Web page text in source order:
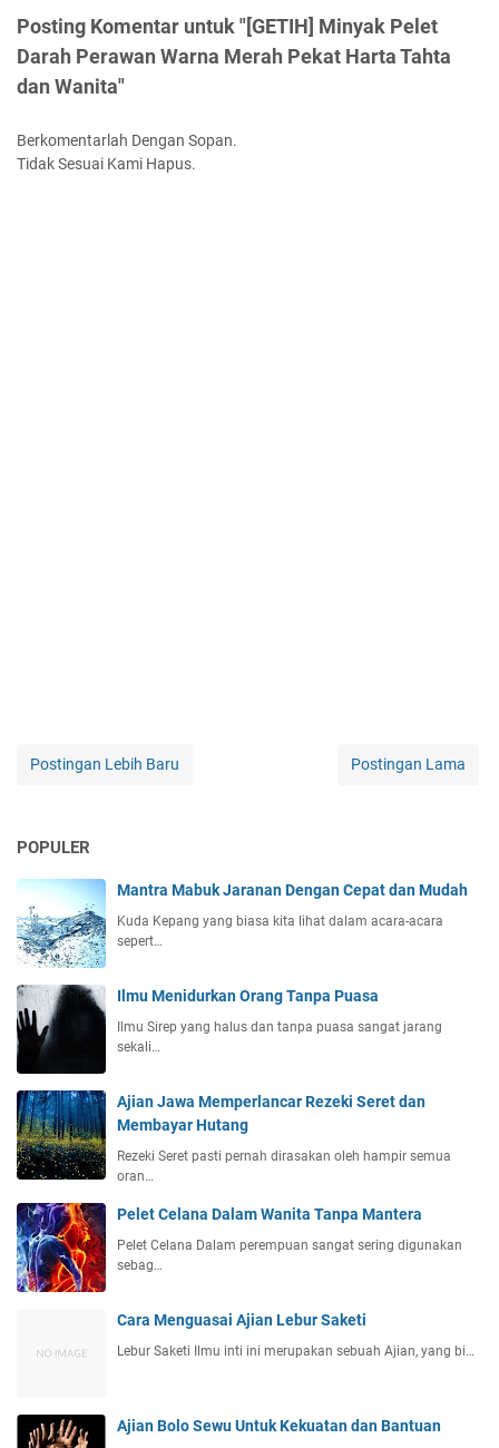
Posting Komentar untuk "[GETIH] Minyak Pelet
Darah Perawan Warna Merah Pekat Harta Tahta
dan Wanita"
Berkomentarlah Dengan Sopan.
Tidak Sesuai Kami Hapus.
Postingan Lebih Baru Postingan Lama
POPULER
Mantra Mabuk Jaranan Dengan Cepat dan Mudah
Kuda Kepang yang biasa kita lihat dalam acara-acara
sepert…
Ilmu Menidurkan Orang Tanpa Puasa
Ilmu Sirep yang halus dan tanpa puasa sangat jarang
sekali…
Ajian Jawa Memperlancar Rezeki Seret dan
Membayar Hutang
Rezeki Seret pasti pernah dirasakan oleh hampir semua
oran…
Pelet Celana Dalam Wanita Tanpa Mantera
Pelet Celana Dalam perempuan sangat sering digunakan
sebag…
Cara Menguasai Ajian Lebur Saketi
Lebur Saketi Ilmu inti ini merupakan sebuah Ajian, yang bi…
Ajian Bolo Sewu Untuk Kekuatan dan Bantuan